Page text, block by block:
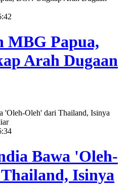
MBG Papua,
Arah Dugaan
Bawa 'Oleh-
Isinya